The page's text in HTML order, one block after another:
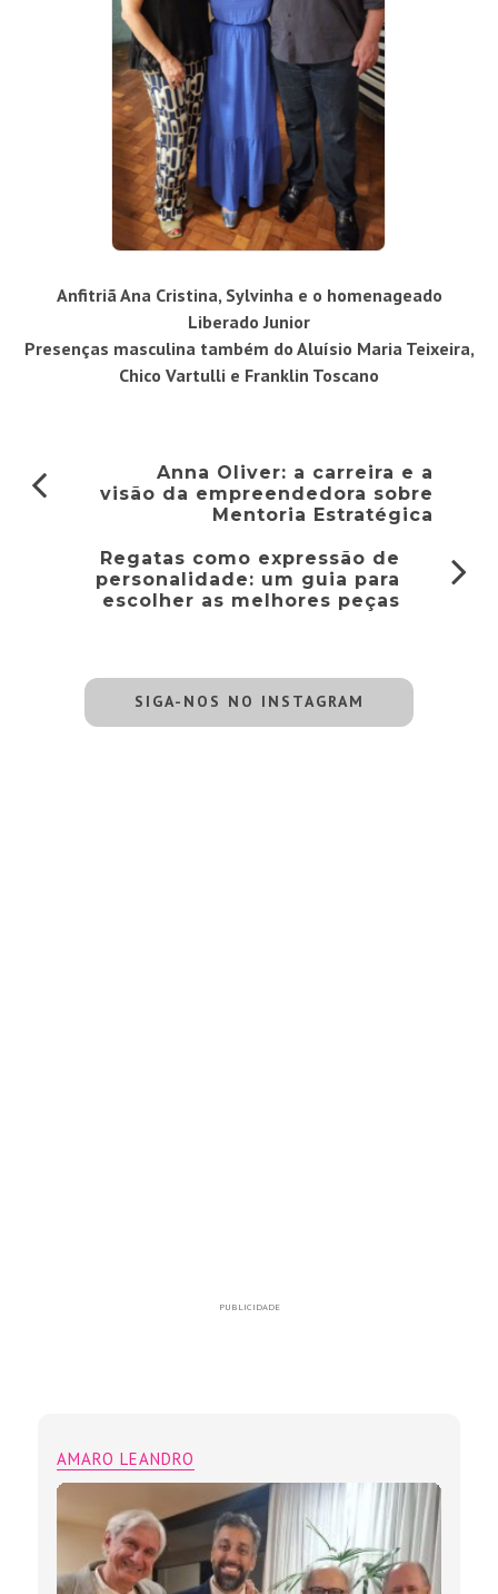
Anfitriã Ana Cristina, Sylvinha e o homenageado
Liberado Junior
Presenças masculina também do Aluísio Maria Teixeira,
Chico Vartulli e Franklin Toscano
Anna Oliver: a carreira e a
visão da empreendedora sobre
Mentoria Estratégica
Regatas como expressão de
personalidade: um guia para
escolher as melhores peças
SIGA-NOS NO INSTAGRAM
PUBLICIDADE
AMARO LEANDRO